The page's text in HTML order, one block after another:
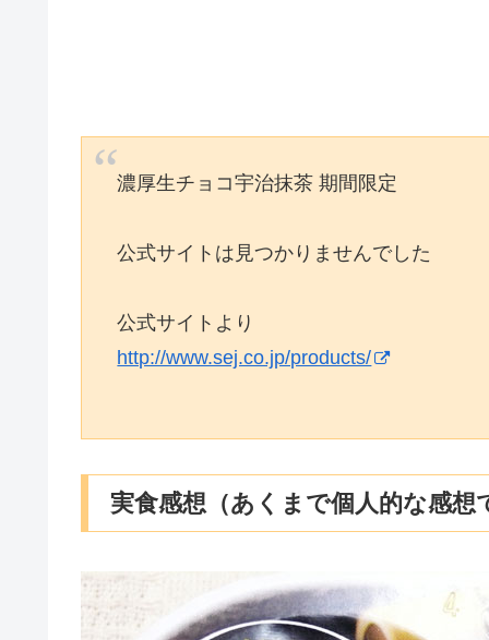
濃厚生チョコ宇治抹茶 期間限定
公式サイトは見つかりませんでした
公式サイトより
http://www.sej.co.jp/products/
実食感想（あくまで個人的な感